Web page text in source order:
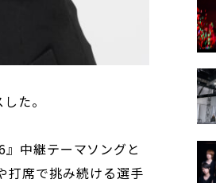
た。
中継テーマソングと
打席で挑み続ける選手